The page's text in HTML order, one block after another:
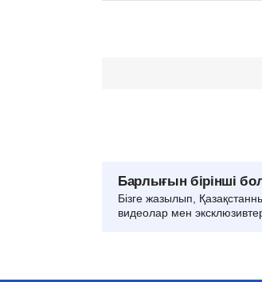
Барлығын бірінші
Бізге жазылып,
видеолар мен